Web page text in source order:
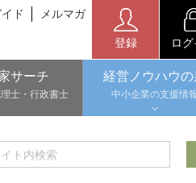
ド メルマガ
登録 ロ
サーチ
士・行政書士
経営ノウハウの
中小企業の支援情